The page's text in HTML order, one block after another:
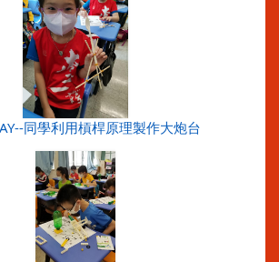
同學利用槓桿原理製作大炮台